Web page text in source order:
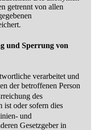
getrennt von allen
und Sperrung von
verarbeitet und
der betroffenen Person
des
ist oder sofern dies
und
Gesetzgeber in